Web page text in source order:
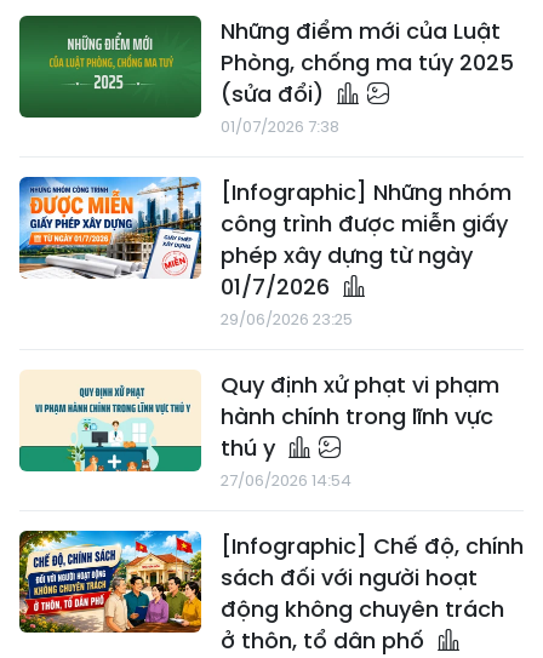
Những điểm mới của Luật
Phòng, chống ma túy 2025
(sửa đổi)
01/07/2026 7:38
[Infographic] Những nhóm
công trình được miễn giấy
phép xây dựng từ ngày
01/7/2026
29/06/2026 23:25
Quy định xử phạt vi phạm
hành chính trong lĩnh vực
thú y
27/06/2026 14:54
[Infographic] Chế độ, chính
sách đối với người hoạt
động không chuyên trách
ở thôn, tổ dân phố